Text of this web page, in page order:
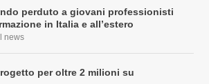
perduto a giovani professionisti
in Italia e all’estero
news
per oltre 2 milioni su